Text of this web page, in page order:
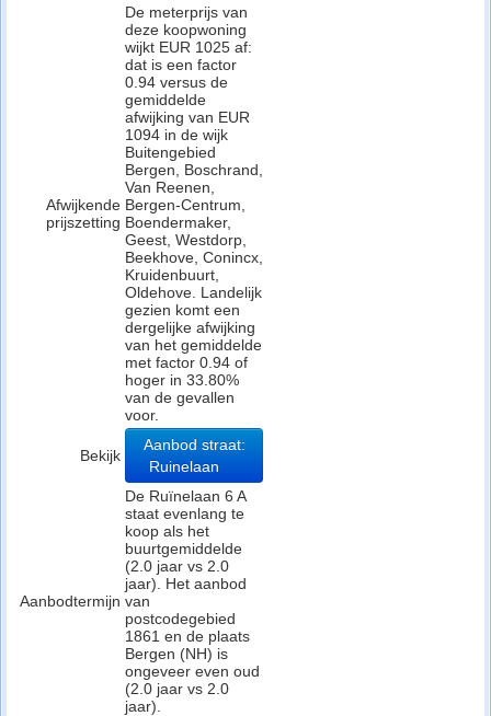
Afwijkende
prijszetting
De meterprijs van
deze koopwoning
wijkt EUR 1025 af:
dat is een factor
0.94 versus de
gemiddelde
afwijking van EUR
1094 in de wijk
Buitengebied
Bergen, Boschrand,
Van Reenen,
Bergen-Centrum,
Boendermaker,
Geest, Westdorp,
Beekhove, Conincx,
Kruidenbuurt,
Oldehove. Landelijk
gezien komt een
dergelijke afwijking
van het gemiddelde
met factor 0.94 of
hoger in 33.80%
van de gevallen
voor.
Bekijk
Aanbod straat:
Ruinelaan
Aanbodtermijn
De Ruïnelaan 6 A
staat evenlang te
koop als het
buurtgemiddelde
(2.0 jaar vs 2.0
jaar). Het aanbod
van
postcodegebied
1861 en de plaats
Bergen (NH) is
ongeveer even oud
(2.0 jaar vs 2.0
jaar).